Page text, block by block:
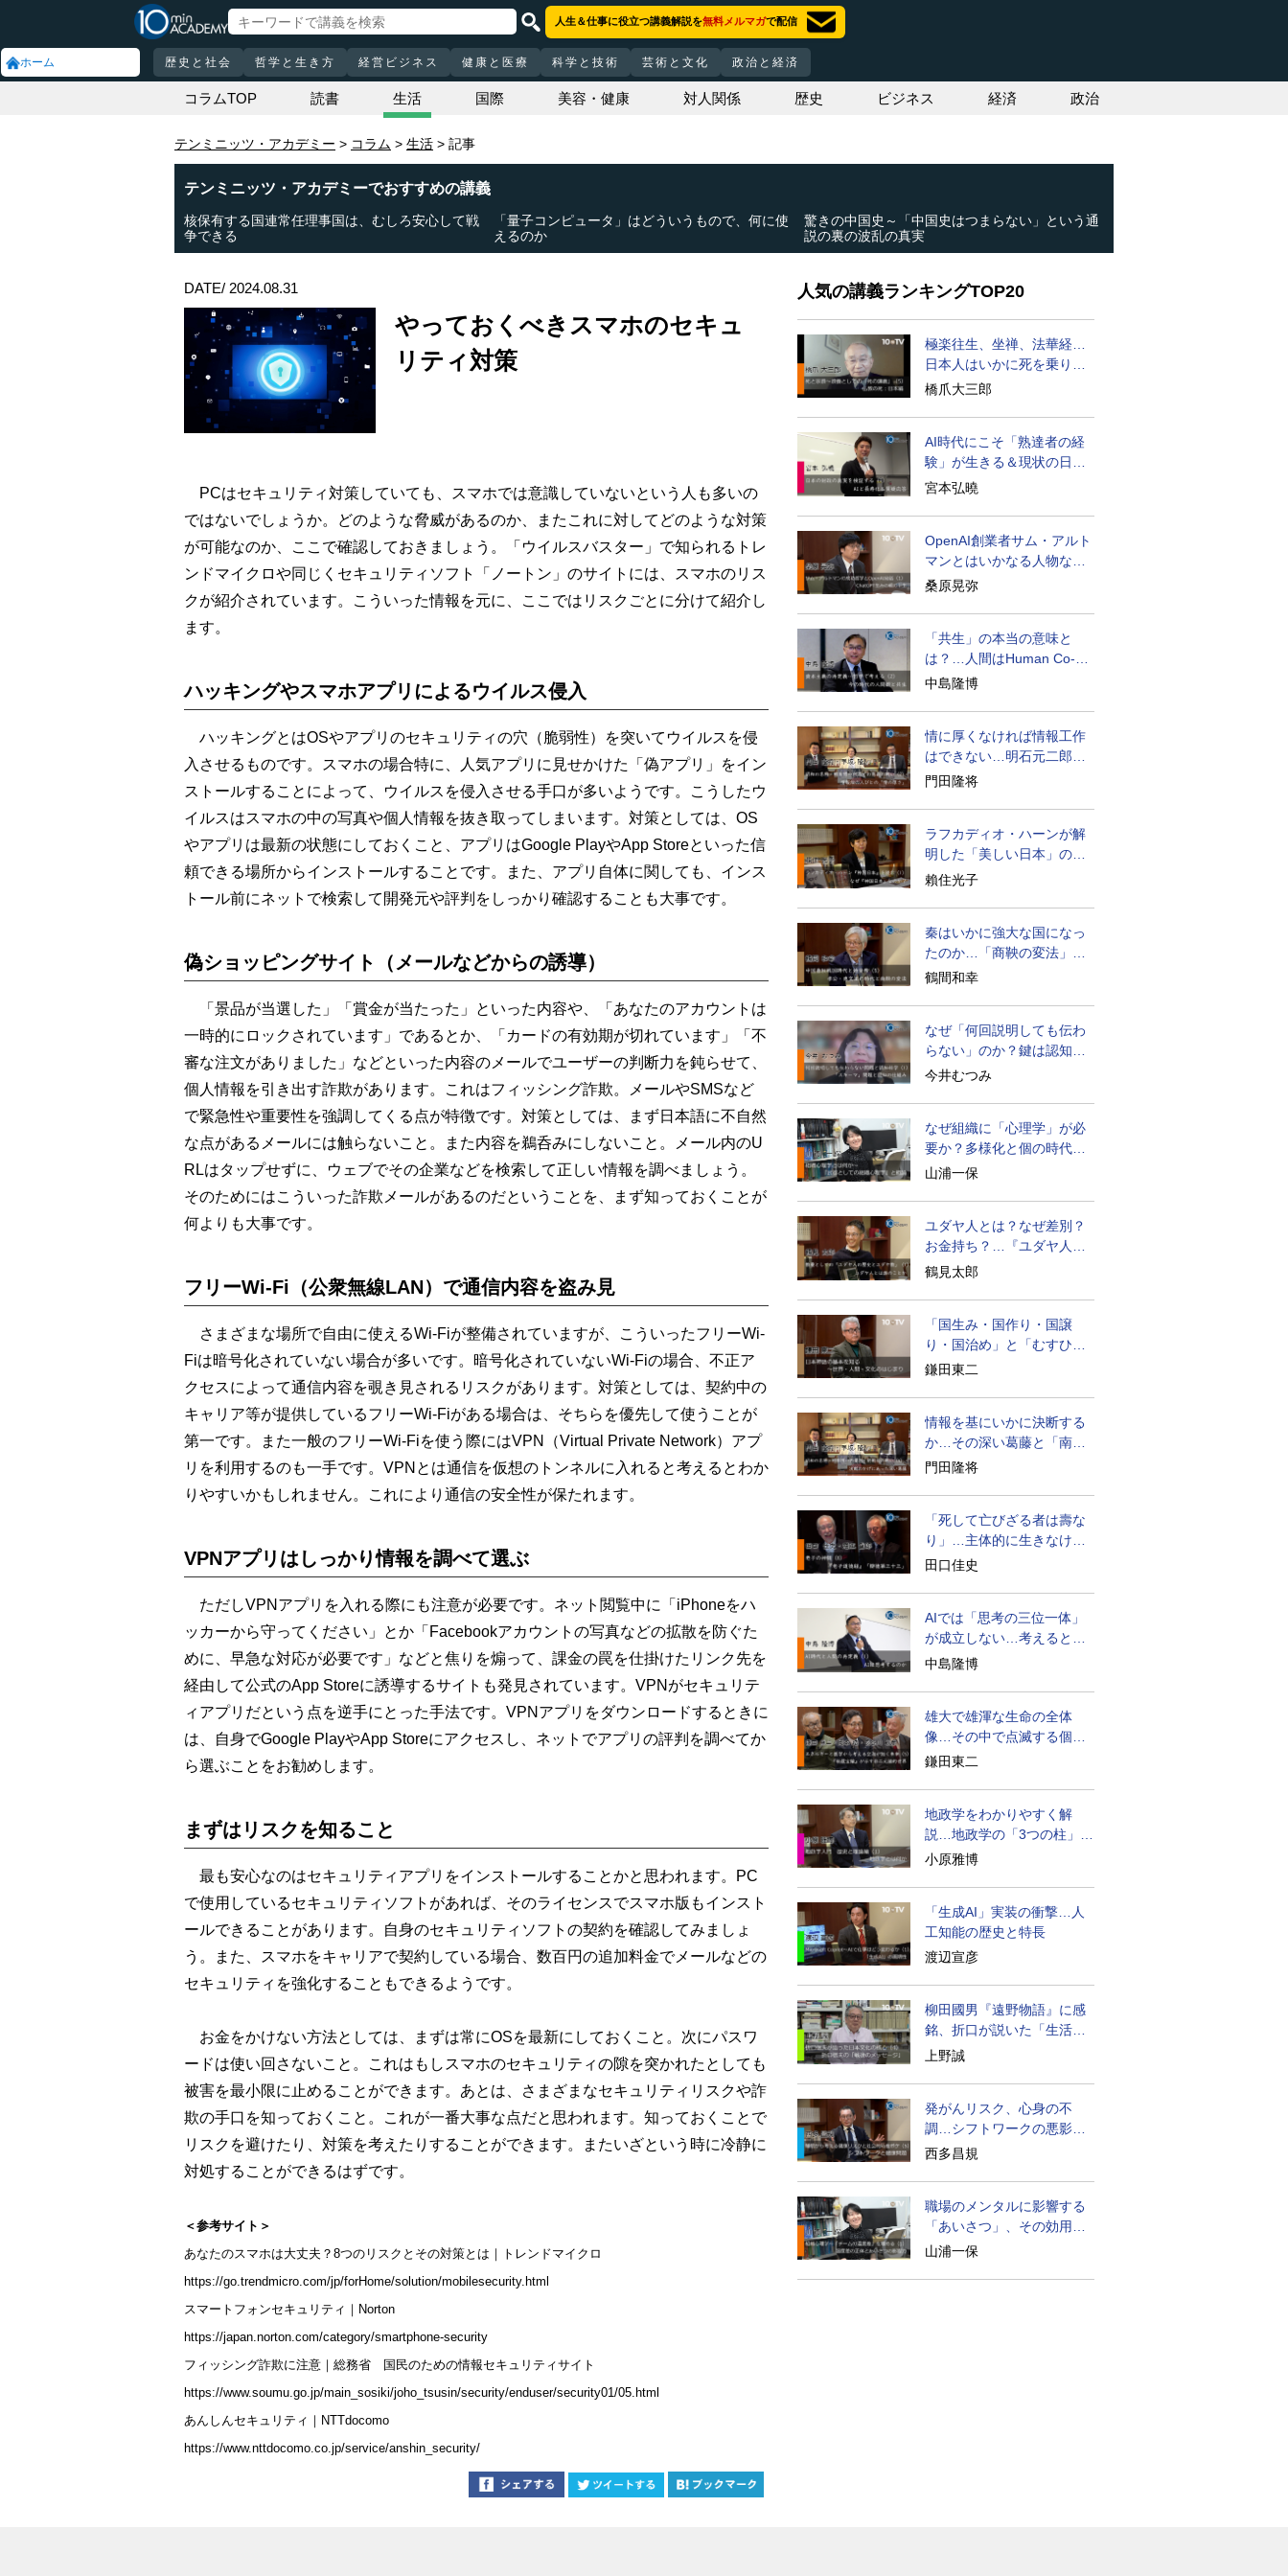
ホーム
人生＆仕事に役立つ講義解説を無料メルマガで配信
歴史と社会 哲学と生き方 経営ビジネス 健康と医療 科学と技術 芸術と文化 政治と経済
コラムTOP 読書 生活 国際 美容・健康 対人関係 歴史 ビジネス 経済 政治
テンミニッツ・アカデミー コラム 生活 記事
テンミニッツ・アカデミーでおすすめの講義
核保有する国連常任理事国は、むしろ安心して戦
争できる
「量子コンピュータ」はどういうもので、何に使
えるのか
驚きの中国史～「中国史はつまらない」という通
説の裏の波乱の真実
DATE/ 2024.08.31
やっておくべきスマホのセキュ
リティ対策
PCはセキュリティ対策していても、スマホでは意識していないという人も多いの
ではないでしょうか。どのような脅威があるのか、またこれに対してどのような対策
が可能なのか、ここで確認しておきましょう。「ウイルスバスター」で知られるトレ
ンドマイクロや同じくセキュリティソフト「ノートン」のサイトには、スマホのリス
クが紹介されています。こういった情報を元に、ここではリスクごとに分けて紹介し
ます。
ハッキングやスマホアプリによるウイルス侵入
ハッキングとはOSやアプリのセキュリティの穴（脆弱性）を突いてウイルスを侵
入させるものです。スマホの場合特に、人気アプリに見せかけた「偽アプリ」をイン
ストールすることによって、ウイルスを侵入させる手口が多いようです。こうしたウ
イルスはスマホの中の写真や個人情報を抜き取ってしまいます。対策としては、OS
やアプリは最新の状態にしておくこと、アプリはGoogle PlayやApp Storeといった信
頼できる場所からインストールすることです。また、アプリ自体に関しても、インス
トール前にネットで検索して開発元や評判をしっかり確認することも大事です。
偽ショッピングサイト（メールなどからの誘導）
「景品が当選した」「賞金が当たった」といった内容や、「あなたのアカウントは
一時的にロックされています」であるとか、「カードの有効期が切れています」「不
審な注文がありました」などといった内容のメールでユーザーの判断力を鈍らせて、
個人情報を引き出す詐欺があります。これはフィッシング詐欺。メールやSMSなど
で緊急性や重要性を強調してくる点が特徴です。対策としては、まず日本語に不自然
な点があるメールには触らないこと。また内容を鵜呑みにしないこと。メール内のU
RLはタップせずに、ウェブでその企業などを検索して正しい情報を調べましょう。
そのためにはこういった詐欺メールがあるのだということを、まず知っておくことが
何よりも大事です。
フリーWi-Fi（公衆無線LAN）で通信内容を盗み見
さまざまな場所で自由に使えるWi-Fiが整備されていますが、こういったフリーWi-
Fiは暗号化されていない場合が多いです。暗号化されていないWi-Fiの場合、不正ア
クセスによって通信内容を覗き見されるリスクがあります。対策としては、契約中の
キャリア等が提供しているフリーWi-Fiがある場合は、そちらを優先して使うことが
第一です。また一般のフリーWi-Fiを使う際にはVPN（Virtual Private Network）アプ
リを利用するのも一手です。VPNとは通信を仮想のトンネルに入れると考えるとわか
りやすいかもしれません。これにより通信の安全性が保たれます。
VPNアプリはしっかり情報を調べて選ぶ
ただしVPNアプリを入れる際にも注意が必要です。ネット閲覧中に「iPhoneをハ
ッカーから守ってください」とか「Facebookアカウントの写真などの拡散を防ぐた
めに、早急な対応が必要です」などと焦りを煽って、課金の罠を仕掛けたリンク先を
経由して公式のApp Storeに誘導するサイトも発見されています。VPNがセキュリテ
ィアプリだという点を逆手にとった手法です。VPNアプリをダウンロードするときに
は、自身でGoogle PlayやApp Storeにアクセスし、ネットでアプリの評判を調べてか
ら選ぶことをお勧めします。
まずはリスクを知ること
最も安心なのはセキュリティアプリをインストールすることかと思われます。PC
で使用しているセキュリティソフトがあれば、そのライセンスでスマホ版もインスト
ールできることがあります。自身のセキュリティソフトの契約を確認してみましょ
う。また、スマホをキャリアで契約している場合、数百円の追加料金でメールなどの
セキュリティを強化することもできるようです。
お金をかけない方法としては、まずは常にOSを最新にしておくこと。次にパスワ
ードは使い回さないこと。これはもしスマホのセキュリティの隙を突かれたとしても
被害を最小限に止めることができます。あとは、さまざまなセキュリティリスクや詐
欺の手口を知っておくこと。これが一番大事な点だと思われます。知っておくことで
リスクを避けたり、対策を考えたりすることができます。またいざという時に冷静に
対処することができるはずです。
＜参考サイト＞
あなたのスマホは大丈夫？8つのリスクとその対策とは｜トレンドマイクロ
https://go.trendmicro.com/jp/forHome/solution/mobilesecurity.html
スマートフォンセキュリティ｜Norton
https://japan.norton.com/category/smartphone-security
フィッシング詐欺に注意｜総務省 国民のための情報セキュリティサイト
https://www.soumu.go.jp/main_sosiki/joho_tsusin/security/enduser/security01/05.html
あんしんセキュリティ｜NTTdocomo
https://www.nttdocomo.co.jp/service/anshin_security/
人気の講義ランキングTOP20
極楽往生、坐禅、法華経…
日本人はいかに死を乗り越
えるか
橋爪大三郎
AI時代にこそ「熟達者の経
験」が生きる＆現状の日本
経済の実情は
宮本弘曉
OpenAI創業者サム・アルト
マンとはいかなる人物なの
か
桑原晃弥
「共生」の本当の意味と
は？…人間はHuman Co-
becoming
中島隆博
情に厚くなければ情報工作
はできない…明石元二郎の
対露工作の教訓
門田隆将
ラフカディオ・ハーンが解
明した「美しい日本」の秘
密と未来
賴住光子
秦はいかに強大な国になっ
たのか…「商鞅の変法」で
どう改革したか
鶴間和幸
なぜ「何回説明しても伝わ
らない」のか？鍵は認知の
仕組み
今井むつみ
なぜ組織に「心理学」が必
要か？多様化と個の時代の
処方箋
山浦一保
ユダヤ人とは？なぜ差別？
お金持ち？…『ユダヤ人の
歴史』に学ぶ
鶴見太郎
「国生み・国作り・国譲
り・国治め」と「むすひ」
の力
鎌田東二
情報を基にいかに決断する
か…その深い葛藤と「南泉
猫を斬る」
門田隆将
「死して亡びざる者は壽な
り」…主体的に生きなけれ
ば自由はない
田口佳史
AIでは「思考の三位一体」
が成立しない…考えると
は？
中島隆博
雄大で雄渾な生命の全体
像…その中で点滅する個々
の生命
鎌田東二
地政学をわかりやすく解
説…地政学の「3つの柱」と
は？
小原雅博
「生成AI」実装の衝撃…人
工知能の歴史と特長
渡辺宣彦
柳田國男『遠野物語』に感
銘、折口が説いた「生活の
古典」
上野誠
発がんリスク、心身の不
調…シフトワークの悪影響
に迫る
西多昌規
職場のメンタルに影響する
「あいさつ」、その効用と
は？
山浦一保